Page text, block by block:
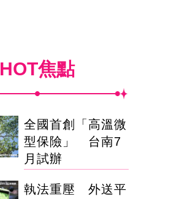
HOT焦點
全國首創「高溫微
型保險」 台南7
月試辦
執法重壓 外送平